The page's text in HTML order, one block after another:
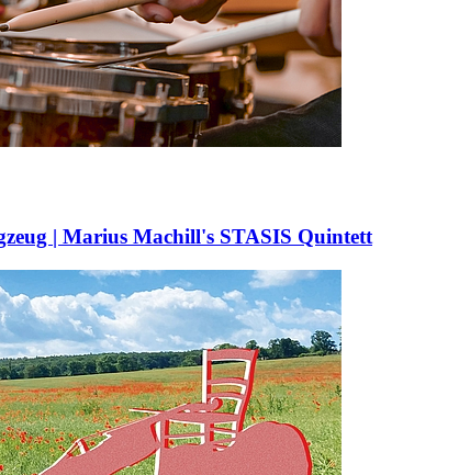
| Marius Machill's STASIS Quintett